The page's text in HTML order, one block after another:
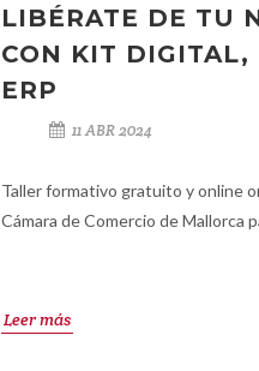
LIBÉRATE DE TU
CON KIT DIGITAL,
ERP
11 ABR 2024
Taller formativo gratuito y online
Cámara de Comercio de Mallorca
Leer más